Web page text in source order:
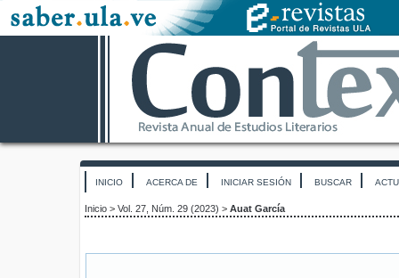
INICIO ACERCA DE INICIAR SESIÓN BUSCAR
Inicio > Vol. 27, Núm. 29 (2023) > Auat García